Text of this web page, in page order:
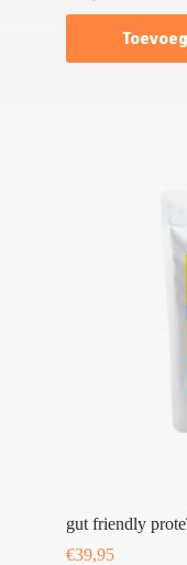
gut friendly
€39,95